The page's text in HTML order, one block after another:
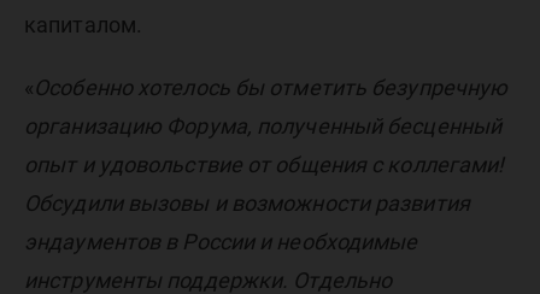
капиталом.
«Особенно хотелось бы отметить безупречную
организацию Форума, полученный бесценный
опыт и удовольствие от общения с коллегами!
Обсудили вызовы и возможности развития
эндаументов в России и необходимые
инструменты поддержки. Отдельно